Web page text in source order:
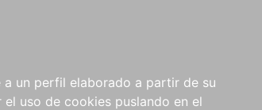
un perfil elaborado a partir de su
uso de cookies puslando en el
NOTICIAS
COMPRAS
INSTITUCIONALES